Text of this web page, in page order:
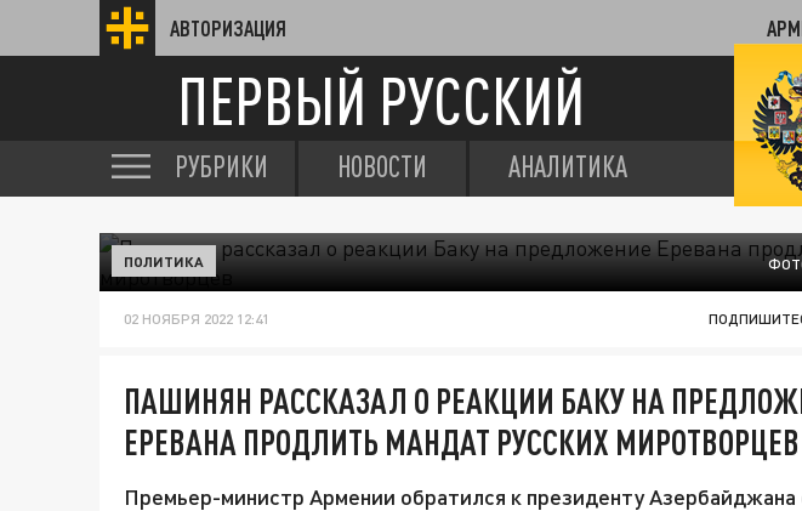
АВТОРИЗАЦИЯ
ПЕРВЫЙ РУССКИЙ
РУБРИКИ НОВОСТИ АНАЛИТИКА
ПОЛИТИКА
02 НОЯБРЯ 2022 12:41
ПАШИНЯН РАССКАЗАЛ О РЕАКЦИИ БАКУ НА
ЕРЕВАНА ПРОДЛИТЬ МАНДАТ РУССКИХ МИРОТВОРЦЕВ
Премьер-министр Армении обратился к президенту